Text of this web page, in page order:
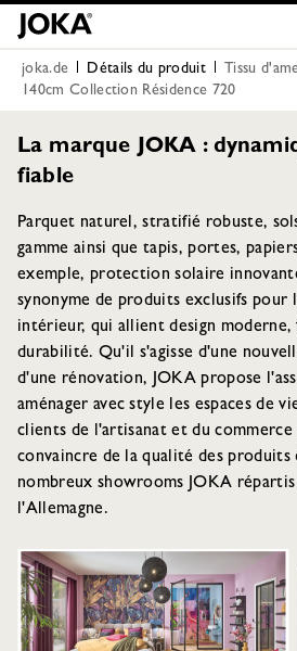
joka.de Détails du produit
Tissu
140cm Collection Résidence 720
La marque JOKA :
fiable
Parquet naturel, stratifié robuste,
gamme ainsi que tapis, portes,
exemple, protection solaire
synonyme de produits exclusifs pour
intérieur, qui allient design
durabilité. Qu'il s'agisse d'une
d'une rénovation, JOKA propose
aménager avec style les espaces de
clients de l'artisanat et du commerce
convaincre de la qualité des produits
nombreux showrooms JOKA
l'Allemagne.